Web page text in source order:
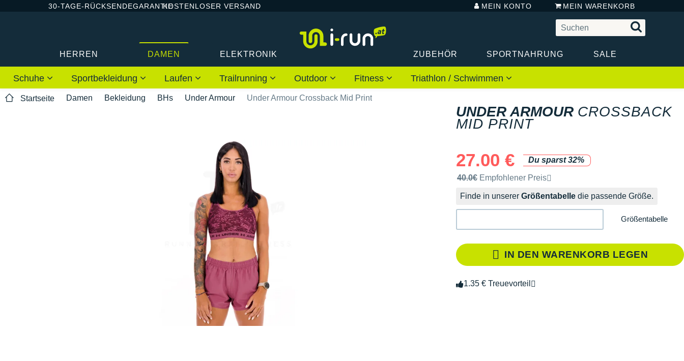
30-TAGE-RÜCKSENDEGARANTIEKOSTENLOSER VERSAND MEIN KONTO MEIN WARENKORB
HERREN DAMEN ELEKTRONIK ZUBEHÖR SPORTNAHRUNG SALE
Schuhe Sportbekleidung Laufen Trailrunning Outdoor Fitness Triathlon / Schwimmen
Startseite Damen Bekleidung BHs Under Armour Under Armour Crossback Mid Print
UNDER ARMOUR CROSSBACK
MID PRINT
27.00 €
Du sparst 32%
Unverbindliche Preisempfehlung der Marke
40.0€ Empfohlener Preis
Finde in unserer Größentabelle die passende Größe.
Größentabelle
IN DEN WARENKORB LEGEN
1.35 € Treuevorteil